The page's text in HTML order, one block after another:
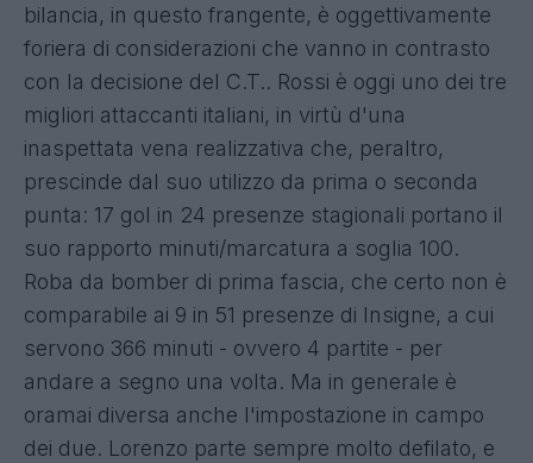
bilancia, in questo frangente, è oggettivamente
foriera di considerazioni che vanno in contrasto
con la decisione del C.T.. Rossi è oggi uno dei tre
migliori attaccanti italiani, in virtù d'una
inaspettata vena realizzativa che, peraltro,
prescinde dal suo utilizzo da prima o seconda
punta: 17 gol in 24 presenze stagionali portano il
suo rapporto minuti/marcatura a soglia 100.
Roba da bomber di prima fascia, che certo non è
comparabile ai 9 in 51 presenze di Insigne, a cui
servono 366 minuti - ovvero 4 partite - per
andare a segno una volta. Ma in generale è
oramai diversa anche l'impostazione in campo
dei due. Lorenzo parte sempre molto defilato, e